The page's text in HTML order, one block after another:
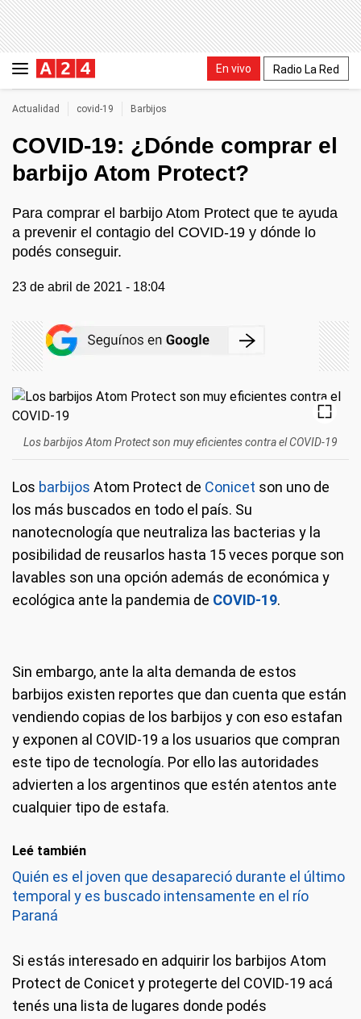
En vivo Radio La Red
Actualidad covid-19 Barbijos
COVID-19: ¿Dónde comprar el
barbijo Atom Protect?
Para comprar el barbijo Atom Protect que te ayuda
a prevenir el contagio del COVID-19 y dónde lo
podés conseguir.
23 de abril de 2021 - 18:04
Los barbijos Atom Protect son muy eficientes contra el COVID-19
Los barbijos Atom Protect de Conicet son uno de
los más buscados en todo el país. Su
nanotecnología que neutraliza las bacterias y la
posibilidad de reusarlos hasta 15 veces porque son
lavables son una opción además de económica y
ecológica ante la pandemia de COVID-19.
Sin embargo, ante la alta demanda de estos
barbijos existen reportes que dan cuenta que están
vendiendo copias de los barbijos y con eso estafan
y exponen al COVID-19 a los usuarios que compran
este tipo de tecnología. Por ello las autoridades
advierten a los argentinos que estén atentos ante
cualquier tipo de estafa.
Leé también
Quién es el joven que desapareció durante el último
temporal y es buscado intensamente en el río
Paraná
Si estás interesado en adquirir los barbijos Atom
Protect de Conicet y protegerte del COVID-19 acá
tenés una lista de lugares donde podés